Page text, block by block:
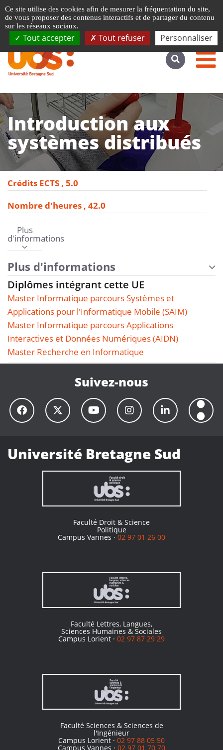
Accéder au site complet
Introduction aux
systèmes distribués
Crédits ECTS 5.0
Nombre d'heures 42.0
Plus
d'informations
Plus d'informations
Diplômes intégrant cette UE
Master Informatique parcours Systèmes et
Applications pour l'Informatique Mobile (SAIM)
Master Informatique parcours Applications
Interactives et Données Numériques (AIDN)
Master Recherche en Informatique
Suivez-nous
Université Bretagne Sud
Faculté Droit & Science
Politique
Campus Vannes ·02 97 01 26 00
Faculté Lettres, Langues,
Sciences Humaines & Sociales
Campus Lorient · 02 97 87 29 29
Faculté Sciences & Sciences de
l'Ingénieur
Campus Lorient · 02 97 88 05 50
Campus Vannes · 02 97 01 70 70
Ce site utilise des cookies afin de mesurer la fréquentation du site,
de vous proposer des contenus interactifs et de partager du contenu
sur les réseaux sociaux.
Tout accepter Tout refuser Personnaliser